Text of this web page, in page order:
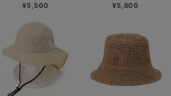
¥5,500 ¥5,800